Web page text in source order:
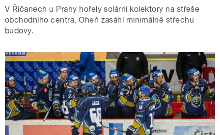
V Říčanech u Prahy hořely solární kolektory na střeše
obchodního centra. Oheň zasáhl minimálně střechu
budovy.